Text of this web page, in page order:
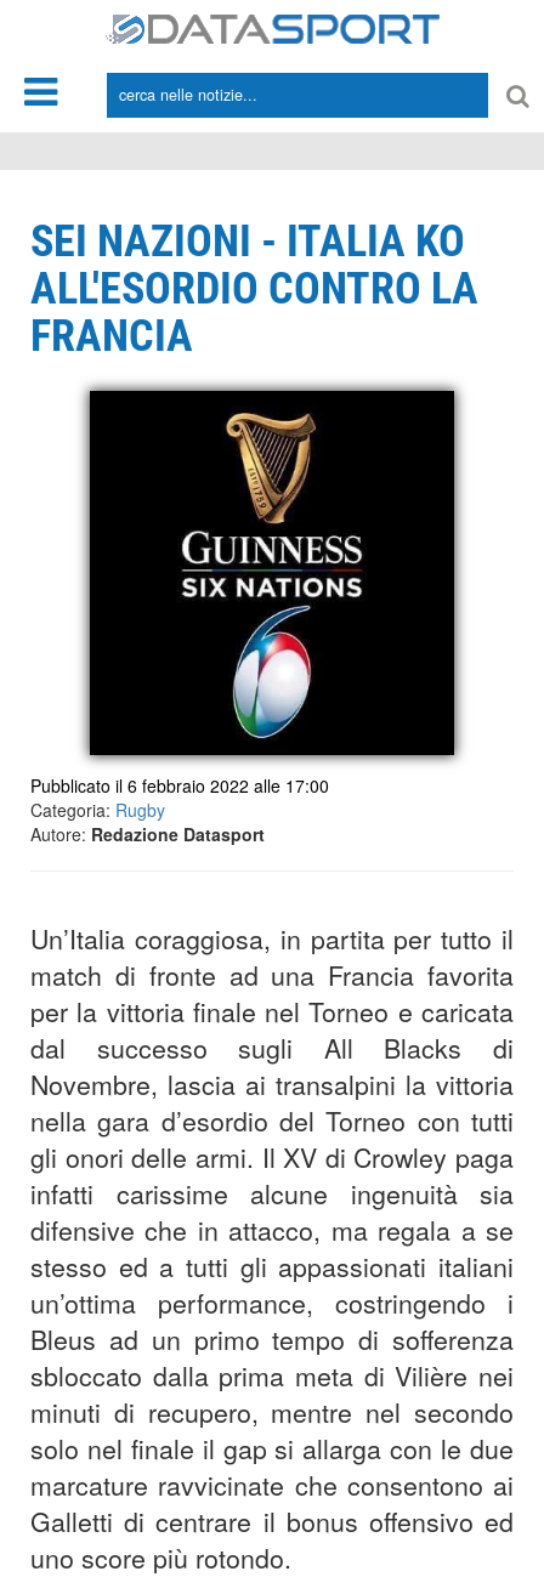
SEI NAZIONI - ITALIA KO
ALL'ESORDIO CONTRO LA
FRANCIA
Pubblicato il 6 febbraio 2022 alle 17:00
Categoria: Rugby
Autore: Redazione Datasport
Un’Italia coraggiosa, in partita per tutto il
match di fronte ad una Francia favorita
per la vittoria finale nel Torneo e caricata
dal successo sugli All Blacks di
Novembre, lascia ai transalpini la vittoria
nella gara d’esordio del Torneo con tutti
gli onori delle armi. Il XV di Crowley paga
infatti carissime alcune ingenuità sia
difensive che in attacco, ma regala a se
stesso ed a tutti gli appassionati italiani
un’ottima performance, costringendo i
Bleus ad un primo tempo di sofferenza
sbloccato dalla prima meta di Vilière nei
minuti di recupero, mentre nel secondo
solo nel finale il gap si allarga con le due
marcature ravvicinate che consentono ai
Galletti di centrare il bonus offensivo ed
uno score più rotondo.